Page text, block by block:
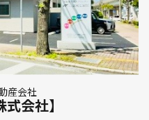
産会社
式会社】